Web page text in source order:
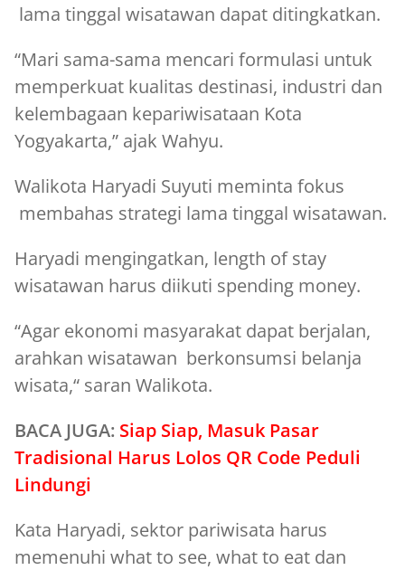
lama tinggal wisatawan dapat ditingkatkan.
“Mari sama-sama mencari formulasi untuk
memperkuat kualitas destinasi, industri dan
kelembagaan kepariwisataan Kota
Yogyakarta,” ajak Wahyu.
Walikota Haryadi Suyuti meminta fokus
membahas strategi lama tinggal wisatawan.
Haryadi mengingatkan, length of stay
wisatawan harus diikuti spending money.
“Agar ekonomi masyarakat dapat berjalan,
arahkan wisatawan berkonsumsi belanja
wisata,“ saran Walikota.
BACA JUGA: Siap Siap, Masuk Pasar
Tradisional Harus Lolos QR Code Peduli
Lindungi
Kata Haryadi, sektor pariwisata harus
memenuhi what to see, what to eat dan